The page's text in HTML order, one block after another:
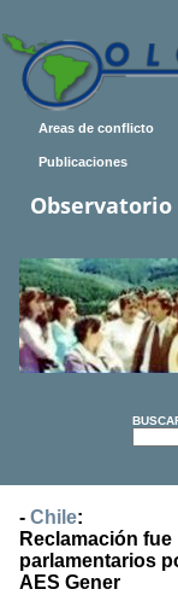
Areas de conflicto
Publicaciones
- Chile:
Reclamación
parlamentarios
AES Gener